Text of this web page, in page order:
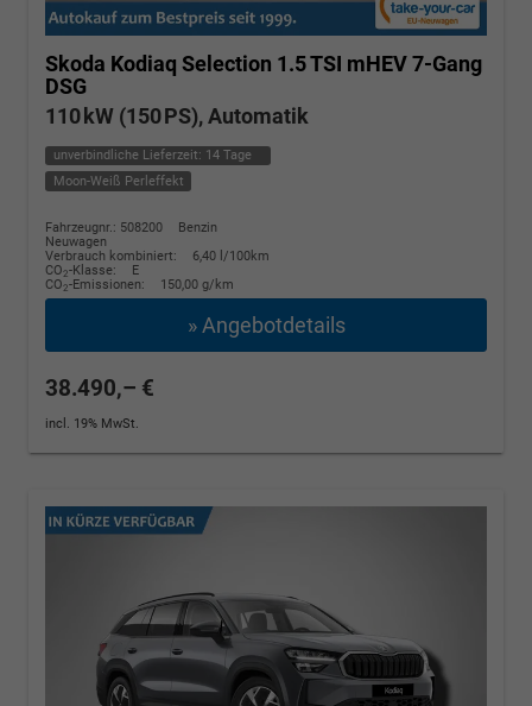
Skoda Kodiaq Selection 1.5 TSI mHEV 7-Gang
DSG
110 kW (150 PS), Automatik
unverbindliche Lieferzeit: 14 Tage
Moon-Weiß Perleffekt
Fahrzeugnr.: 508200
Benzin
Neuwagen
Verbrauch kombiniert:
6,40 l/100km
CO2-Klasse:
E
CO2-Emissionen: 150,00 g/km
» Angebotdetails
38.490,– €
incl. 19% MwSt.